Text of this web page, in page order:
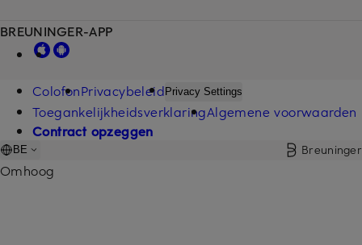
BREUNINGER-APP
ColofonPrivacybeleid Privacy Settings
ToegankelijkheidsverklaringAlgemene voorwaarden
Contract opzeggen
BE Breuninger
Omhoog